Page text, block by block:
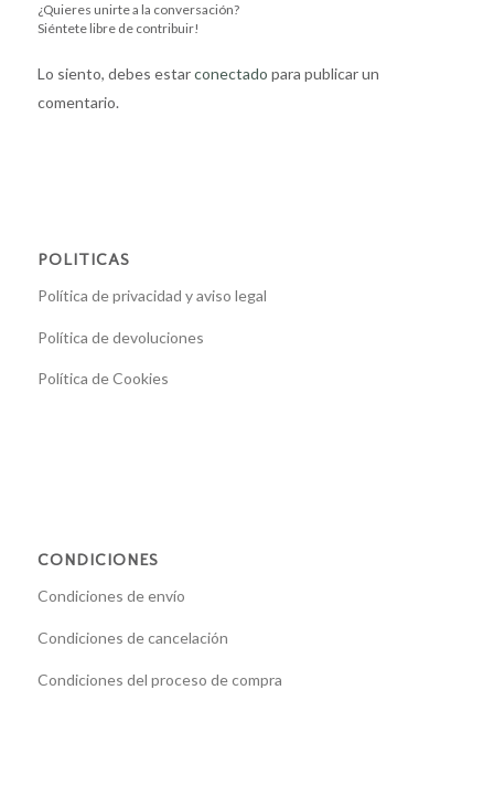
¿Quieres unirte a la conversación?
Siéntete libre de contribuir!
Lo siento, debes estarconectado para publicar un
comentario.
POLITICAS
Política de privacidad y aviso legal
Política de devoluciones
Política de Cookies
CONDICIONES
Condiciones de envío
Condiciones de cancelación
Condiciones del proceso de compra